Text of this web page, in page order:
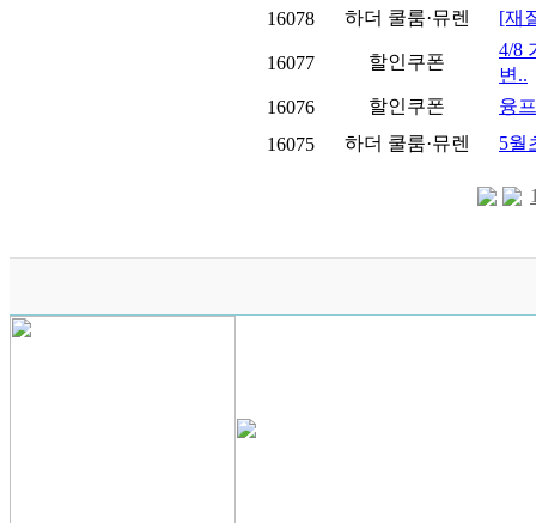
16078
하더 쿨룸·뮤렌 [재
16077 할인쿠폰
4/8
변..
16076
할인쿠폰
융
16075
하더 쿨룸·뮤렌 5월